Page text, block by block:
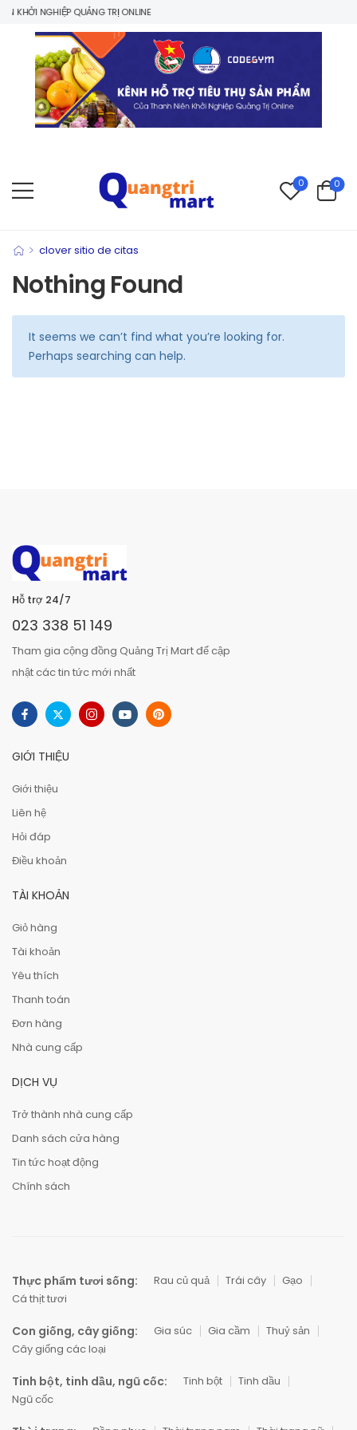
KHỞI NGHIỆP QUẢNG TRỊ ONLINE
0 0
> clover sitio de citas
Nothing Found
It seems we can’t find what you’re looking for.
Perhaps searching can help.
Hỗ trợ 24/7
023 338 51 149
Tham gia cộng đồng Quảng Trị Mart để cập
nhật các tin tức mới nhất
GIỚI THIỆU
Giới thiệu
Liên hệ
Hỏi đáp
Điều khoản
TÀI KHOẢN
Giỏ hàng
Tài khoản
Yêu thích
Thanh toán
Đơn hàng
Nhà cung cấp
DỊCH VỤ
Trở thành nhà cung cấp
Danh sách cửa hàng
Tin tức hoạt động
Chính sách
Thực phẩm tươi sống: Rau củ quả Trái cây
Gạo
Cá thịt tươi
Con giống, cây giống: Gia súc Gia cầm
Thuỷ sản
Cây giống các loại
Tinh bột, tinh dầu, ngũ cốc: Tinh bột
Tinh dầu
Ngũ cốc